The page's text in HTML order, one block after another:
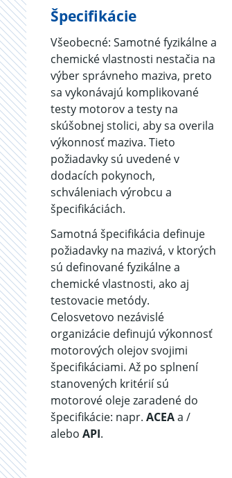
Špecifikácie
Všeobecné: Samotné fyzikálne a
chemické vlastnosti nestačia na
výber správneho maziva, preto
sa vykonávajú komplikované
testy motorov a testy na
skúšobnej stolici, aby sa overila
výkonnosť maziva. Tieto
požiadavky sú uvedené v
dodacích pokynoch,
schváleniach výrobcu a
špecifikáciách.
Samotná špecifikácia definuje
požiadavky na mazivá, v ktorých
sú definované fyzikálne a
chemické vlastnosti, ako aj
testovacie metódy.
Celosvetovo nezávislé
organizácie definujú výkonnosť
motorových olejov svojimi
špecifikáciami. Až po splnení
stanovených kritérií sú
motorové oleje zaradené do
špecifikácie: napr. ACEAa /
alebo API.